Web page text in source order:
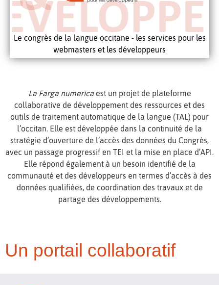
Le congrès de la langue occitane - les services pour les
webmasters et les développeurs
La Farga numericaest un projet de plateforme
collaborative de développement des ressources et des
outils de traitement automatique de la langue (TAL) pour
l’occitan. Elle est développée dans la continuité de la
stratégie d’ouverture de l’accès des données du Congrès,
avec un passage progressif en TEI et la mise en place d’API.
Elle répond également à un besoin identifié de la
communauté et des développeurs en termes d’accès à des
données qualifiées, de coordination des travaux et de
partage des développements.
Un portail collaboratif